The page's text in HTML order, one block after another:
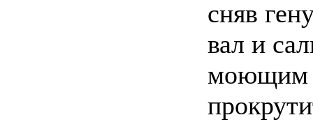
сняв
вал и
моющим